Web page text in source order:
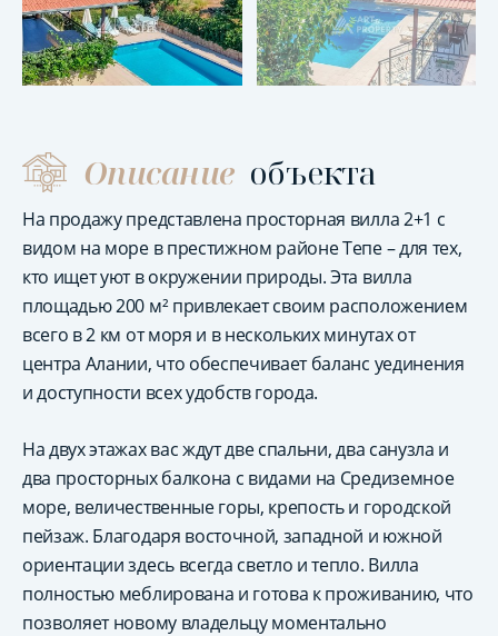
Описание объекта
На продажу представлена просторная вилла 2+1 с
видом на море в престижном районе Тепе – для тех,
кто ищет уют в окружении природы. Эта вилла
площадью 200 м² привлекает своим расположением
всего в 2 км от моря и в нескольких минутах от
центра Алании, что обеспечивает баланс уединения
и доступности всех удобств города.
На двух этажах вас ждут две спальни, два санузла и
два просторных балкона с видами на Средиземное
море, величественные горы, крепость и городской
пейзаж. Благодаря восточной, западной и южной
ориентации здесь всегда светло и тепло. Вилла
полностью меблирована и готова к проживанию, что
позволяет новому владельцу моментально